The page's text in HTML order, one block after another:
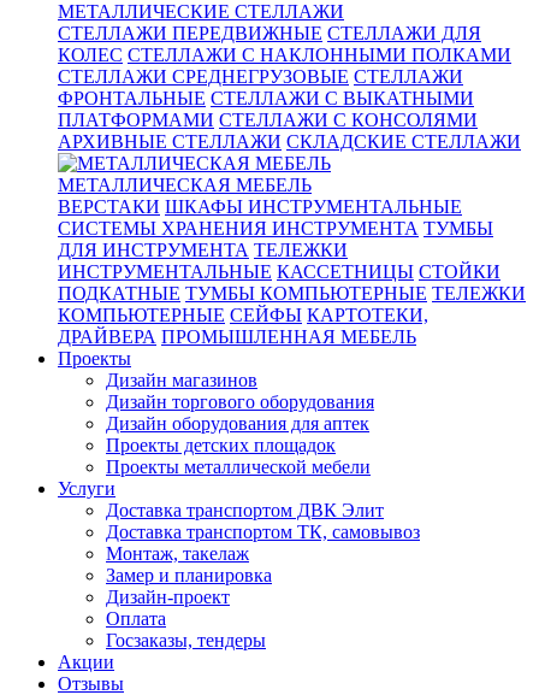
МЕТАЛЛИЧЕСКИЕ СТЕЛЛАЖИ
СТЕЛЛАЖИ ПЕРЕДВИЖНЫЕ СТЕЛЛАЖИ ДЛЯ
КОЛЕС СТЕЛЛАЖИ С НАКЛОННЫМИ ПОЛКАМИ
СТЕЛЛАЖИ СРЕДНЕГРУЗОВЫЕ СТЕЛЛАЖИ
ФРОНТАЛЬНЫЕ СТЕЛЛАЖИ С ВЫКАТНЫМИ
ПЛАТФОРМАМИ СТЕЛЛАЖИ С КОНСОЛЯМИ
АРХИВНЫЕ СТЕЛЛАЖИ СКЛАДСКИЕ СТЕЛЛАЖИ
МЕТАЛЛИЧЕСКАЯ МЕБЕЛЬ
ВЕРСТАКИ ШКАФЫ ИНСТРУМЕНТАЛЬНЫЕ
СИСТЕМЫ ХРАНЕНИЯ ИНСТРУМЕНТА ТУМБЫ
ДЛЯ ИНСТРУМЕНТА ТЕЛЕЖКИ
ИНСТРУМЕНТАЛЬНЫЕ КАССЕТНИЦЫ СТОЙКИ
ПОДКАТНЫЕ ТУМБЫ КОМПЬЮТЕРНЫЕ ТЕЛЕЖКИ
КОМПЬЮТЕРНЫЕ СЕЙФЫ КАРТОТЕКИ,
ДРАЙВЕРА ПРОМЫШЛЕННАЯ МЕБЕЛЬ
Проекты
Дизайн магазинов
Дизайн торгового оборудования
Дизайн оборудования для аптек
Проекты детских площадок
Проекты металлической мебели
Услуги
Доставка транспортом ДВК Элит
Доставка транспортом ТК, самовывоз
Монтаж, такелаж
Замер и планировка
Дизайн-проект
Оплата
Госзаказы, тендеры
Акции
Отзывы